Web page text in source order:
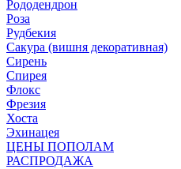
Рододендрон
Роза
Рудбекия
Сакура (вишня декоративная)
Сирень
Спирея
Флокс
Фрезия
Хоста
Эхинацея
ЦЕНЫ ПОПОЛАМ
РАСПРОДАЖА